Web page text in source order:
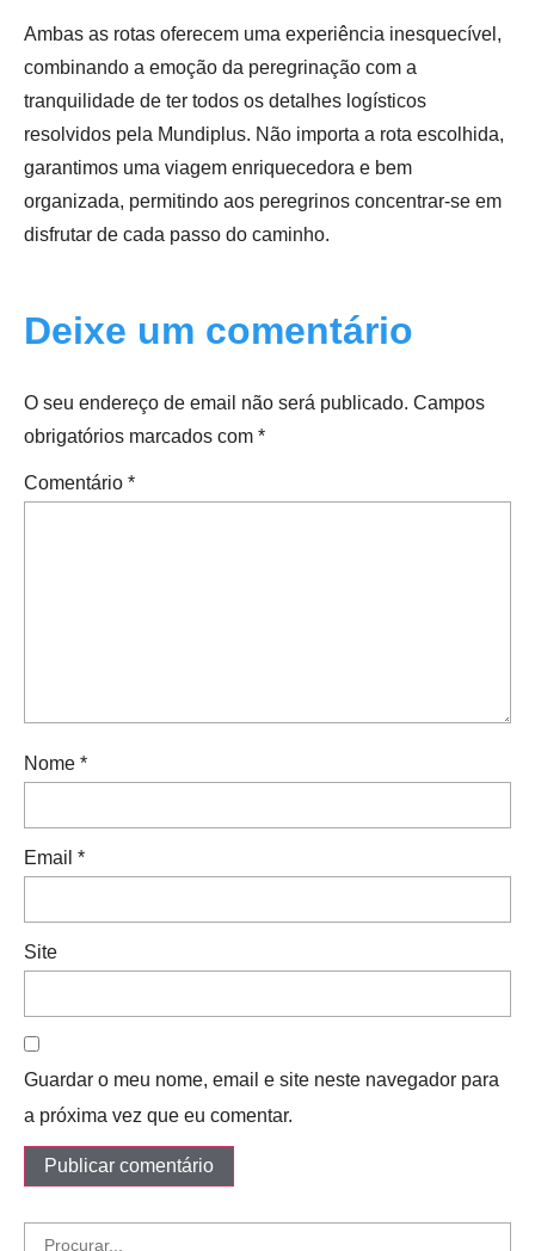
Ambas as rotas oferecem uma experiência inesquecível,
combinando a emoção da peregrinação com a
tranquilidade de ter todos os detalhes logísticos
resolvidos pela Mundiplus. Não importa a rota escolhida,
garantimos uma viagem enriquecedora e bem
organizada, permitindo aos peregrinos concentrar-se em
disfrutar de cada passo do caminho.
Deixe um comentário
O seu endereço de email não será publicado. Campos
obrigatórios marcados com *
Comentário *
Nome *
Email *
Site
Guardar o meu nome, email e site neste navegador para
a próxima vez que eu comentar.